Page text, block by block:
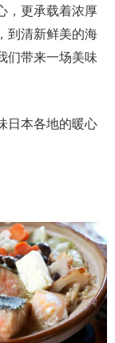
，更承载着浓厚
到清新鲜美的海
们带来一场美味
日本各地的暖心